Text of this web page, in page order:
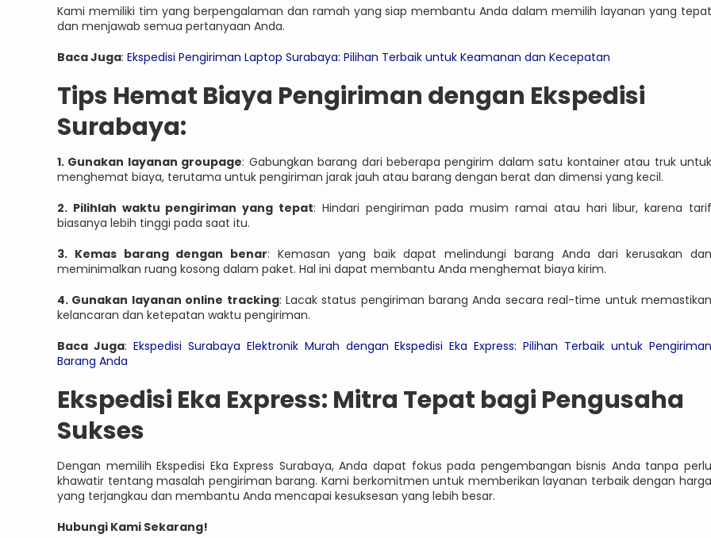
Kami memiliki tim yang berpengalaman dan ramah yang siap membantu Anda dalam memilih layanan yang tepat
dan menjawab semua pertanyaan Anda.
Baca Juga: Ekspedisi Pengiriman Laptop Surabaya: Pilihan Terbaik untuk Keamanan dan Kecepatan
Tips Hemat Biaya Pengiriman dengan Ekspedisi
Surabaya:
1. Gunakan layanan groupage: Gabungkan barang dari beberapa pengirim dalam satu kontainer atau truk untuk
menghemat biaya, terutama untuk pengiriman jarak jauh atau barang dengan berat dan dimensi yang kecil.
2. Pilihlah waktu pengiriman yang tepat: Hindari pengiriman pada musim ramai atau hari libur, karena tarif
biasanya lebih tinggi pada saat itu.
3. Kemas barang dengan benar: Kemasan yang baik dapat melindungi barang Anda dari kerusakan dan
meminimalkan ruang kosong dalam paket. Hal ini dapat membantu Anda menghemat biaya kirim.
4. Gunakan layanan online tracking: Lacak status pengiriman barang Anda secara real-time untuk memastikan
kelancaran dan ketepatan waktu pengiriman.
Baca Juga: Ekspedisi Surabaya Elektronik Murah dengan Ekspedisi Eka Express: Pilihan Terbaik untuk Pengiriman
Barang Anda
Ekspedisi Eka Express: Mitra Tepat bagi Pengusaha
Sukses
Dengan memilih Ekspedisi Eka Express Surabaya, Anda dapat fokus pada pengembangan bisnis Anda tanpa perlu
khawatir tentang masalah pengiriman barang. Kami berkomitmen untuk memberikan layanan terbaik dengan harga
yang terjangkau dan membantu Anda mencapai kesuksesan yang lebih besar.
Hubungi Kami Sekarang!